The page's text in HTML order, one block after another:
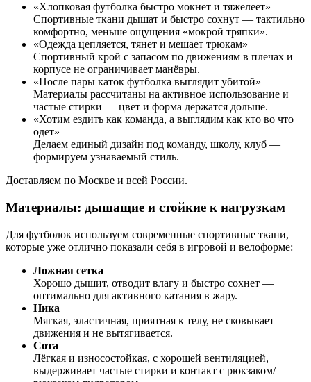
«Хлопковая футболка быстро мокнет и тяжелеет»
Спортивные ткани дышат и быстро сохнут — тактильно
комфортно, меньше ощущения «мокрой тряпки».
«Одежда цепляется, тянет и мешает трюкам»
Спортивный крой с запасом по движениям в плечах и
корпусе не ограничивает манёвры.
«После пары каток футболка выглядит убитой»
Материалы рассчитаны на активное использование и
частые стирки — цвет и форма держатся дольше.
«Хотим ездить как команда, а выглядим как кто во что
одет»
Делаем единый дизайн под команду, школу, клуб —
формируем узнаваемый стиль.
Доставляем по Москве и всей России.
Материалы: дышащие и стойкие к нагрузкам
Для футболок используем современные спортивные ткани,
которые уже отлично показали себя в игровой и велоформе:
Ложная сетка
Хорошо дышит, отводит влагу и быстро сохнет —
оптимально для активного катания в жару.
Ника
Мягкая, эластичная, приятная к телу, не сковывает
движения и не вытягивается.
Сота
Лёгкая и износостойкая, с хорошей вентиляцией,
выдерживает частые стирки и контакт с рюкзаком/